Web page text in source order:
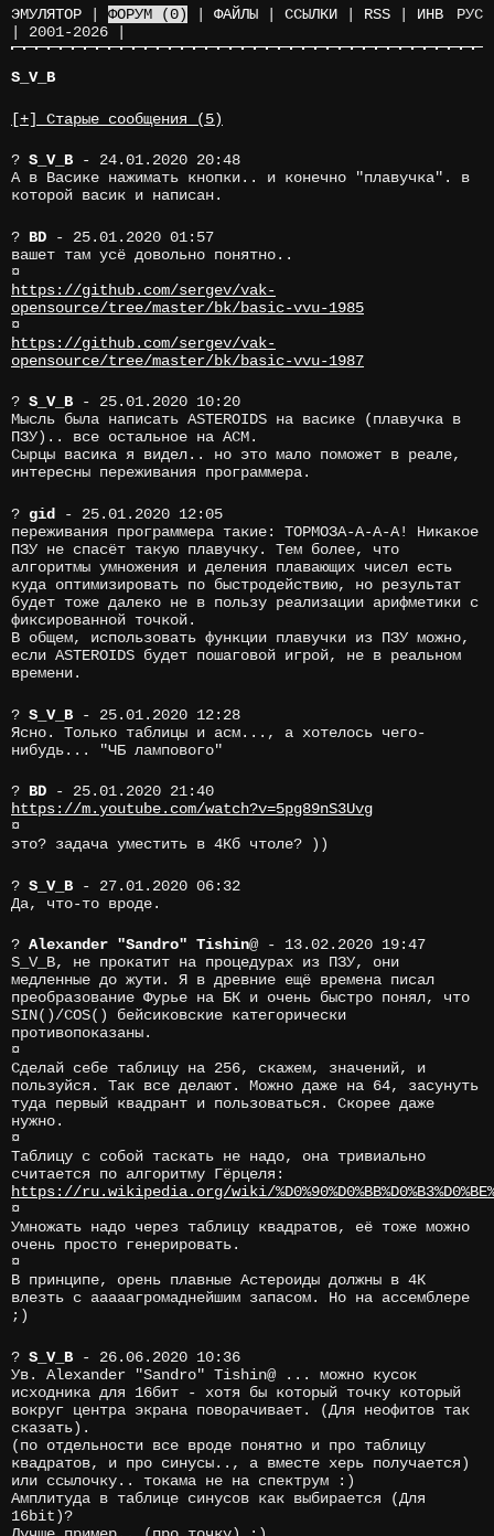
РУС
ЭМУЛЯТОР ФОРУМ (0) ФАЙЛЫ ССЫЛКИ RSS
ИНВ
2001-2026
S_V_B
[+] Старые сообщения (5)
? S_V_B - 24.01.2020 20:48
А в Васике нажимать кнопки.. и конечно "плавучка". в
которой васик и написан.
? BD - 25.01.2020 01:57
вашет там усё довольно понятно..
¤
https://github.com/sergev/vak-
opensource/tree/master/bk/basic-vvu-1985
¤
https://github.com/sergev/vak-
opensource/tree/master/bk/basic-vvu-1987
? S_V_B - 25.01.2020 10:20
Мысль была написать ASTEROIDS на васике (плавучка в
ПЗУ).. все остальное на АСМ.
Сырцы васика я видел.. но это мало поможет в реале,
интересны переживания программера.
? gid
- 25.01.2020 12:05
переживания программера такие: ТОРМОЗА-А-А-А! Никакое
ПЗУ не спасёт такую плавучку. Тем более, что
алгоритмы умножения и деления плавающих чисел есть
куда оптимизировать по быстродействию, но результат
будет тоже далеко не в пользу реализации арифметики с
фиксированной точкой.
В общем, использовать функции плавучки из ПЗУ можно,
если ASTEROIDS будет пошаговой игрой, не в реальном
времени.
? S_V_B - 25.01.2020 12:28
Ясно. Только таблицы и асм..., а хотелось чего-
нибудь... "ЧБ лампового"
? BD - 25.01.2020 21:40
https://m.youtube.com/watch?v=5pg89nS3Uvg
¤
это? задача уместить в 4Кб чтоле? ))
? S_V_B - 27.01.2020 06:32
Да, что-то вроде.
? Alexander "Sandro" Tishin@ - 13.02.2020 19:47
S_V_B, не прокатит на процедурах из ПЗУ, они
медленные до жути. Я в древние ещё времена писал
преобразование Фурье на БК и очень быстро понял, что
SIN()/COS() бейсиковские категорически
противопоказаны.
¤
Сделай себе таблицу на 256, скажем, значений, и
пользуйся. Так все делают. Можно даже на 64, засунуть
туда первый квадрант и пользоваться. Скорее даже
нужно.
¤
Таблицу с собой таскать не надо, она тривиально
считается по алгоритму Гёрцеля:
https://ru.wikipedia.org/wiki/
¤
Умножать надо через таблицу квадратов, её тоже можно
очень просто генерировать.
¤
В принципе, орень плавные Астероиды должны в 4К
влезть с ааааагромаднейшим запасом. Но на ассемблере
;)
? S_V_B - 26.06.2020 10:36
Ув. Alexander "Sandro" Tishin@ ... можно кусок
исходника для 16бит - хотя бы который точку который
вокруг центра экрана поворачивает. (Для неофитов так
сказать).
(по отдельности все вроде понятно и про таблицу
квадратов, и про синусы.., а вместе херь получается)
или ссылочку.. токама не на спектрум :)
Амплитуда в таблице синусов как выбирается (Для
16bit)?